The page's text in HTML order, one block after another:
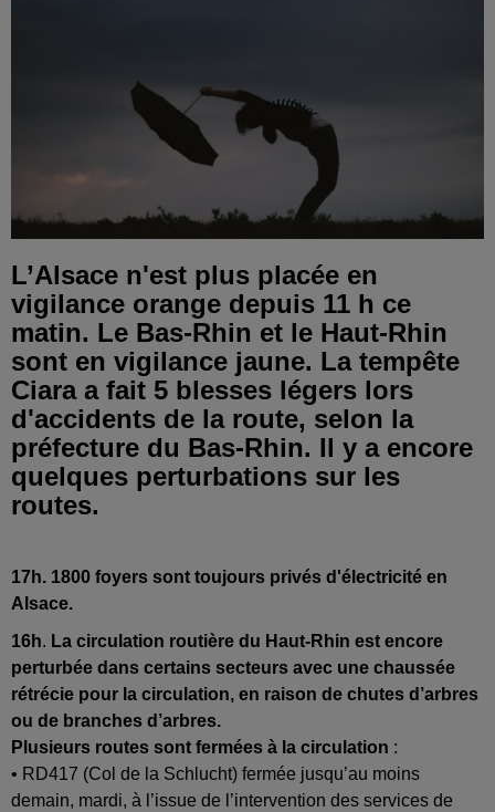
L’Alsace n'est plus placée en
vigilance orange depuis 11 h ce
matin. Le Bas-Rhin et le Haut-Rhin
sont en vigilance jaune. La tempête
Ciara a fait 5 blesses légers lors
d'accidents de la route, selon la
préfecture du Bas-Rhin. Il y a encore
quelques perturbations sur les
routes.
17h. 1800 foyers sont toujours privés d'électricité en
Alsace.
16h. La circulation routière du Haut-Rhin est encore
perturbée dans certains secteurs avec une chaussée
rétrécie pour la circulation, en raison de chutes d’arbres
ou de branches d’arbres.
Plusieurs routes sont fermées à la circulation :
• RD417 (Col de la Schlucht) fermée jusqu’au moins
demain, mardi, à l’issue de l’intervention des services de